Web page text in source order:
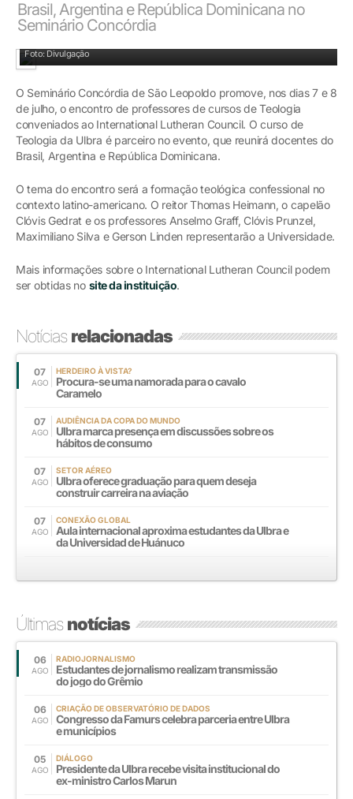
Brasil, Argentina e República Dominicana no
Seminário Concórdia
Foto: Divulgação
O Seminário Concórdia de São Leopoldo promove, nos dias 7 e 8
de julho, o encontro de professores de cursos de Teologia
conveniados ao International Lutheran Council. O curso de
Teologia da Ulbra é parceiro no evento, que reunirá docentes do
Brasil, Argentina e República Dominicana.
O tema do encontro será a formação teológica confessional no
contexto latino-americano. O reitor Thomas Heimann, o capelão
Clóvis Gedrat e os professores Anselmo Graff, Clóvis Prunzel,
Maximiliano Silva e Gerson Linden representarão a Universidade.
Mais informações sobre o International Lutheran Council podem
ser obtidas no site da instituição.
Notíciasrelacionadas
07
AGO
HERDEIRO À VISTA?
Procura-se uma namorada para o cavalo
Caramelo
07
AGO
AUDIÊNCIA DA COPA DO MUNDO
Ulbra marca presença em discussões sobre os
hábitos de consumo
07
AGO
SETOR AÉREO
Ulbra oferece graduação para quem deseja
construir carreira na aviação
07
AGO
CONEXÃO GLOBAL
Aula internacional aproxima estudantes da Ulbra e
da Universidad de Huánuco
Últimasnotícias
06
AGO
RADIOJORNALISMO
Estudantes de jornalismo realizam transmissão
do jogo do Grêmio
06
AGO
CRIAÇÃO DE OBSERVATÓRIO DE DADOS
Congresso da Famurs celebra parceria entre Ulbra
e municípios
05
AGO
DIÁLOGO
Presidente da Ulbra recebe visita institucional do
ex-ministro Carlos Marun